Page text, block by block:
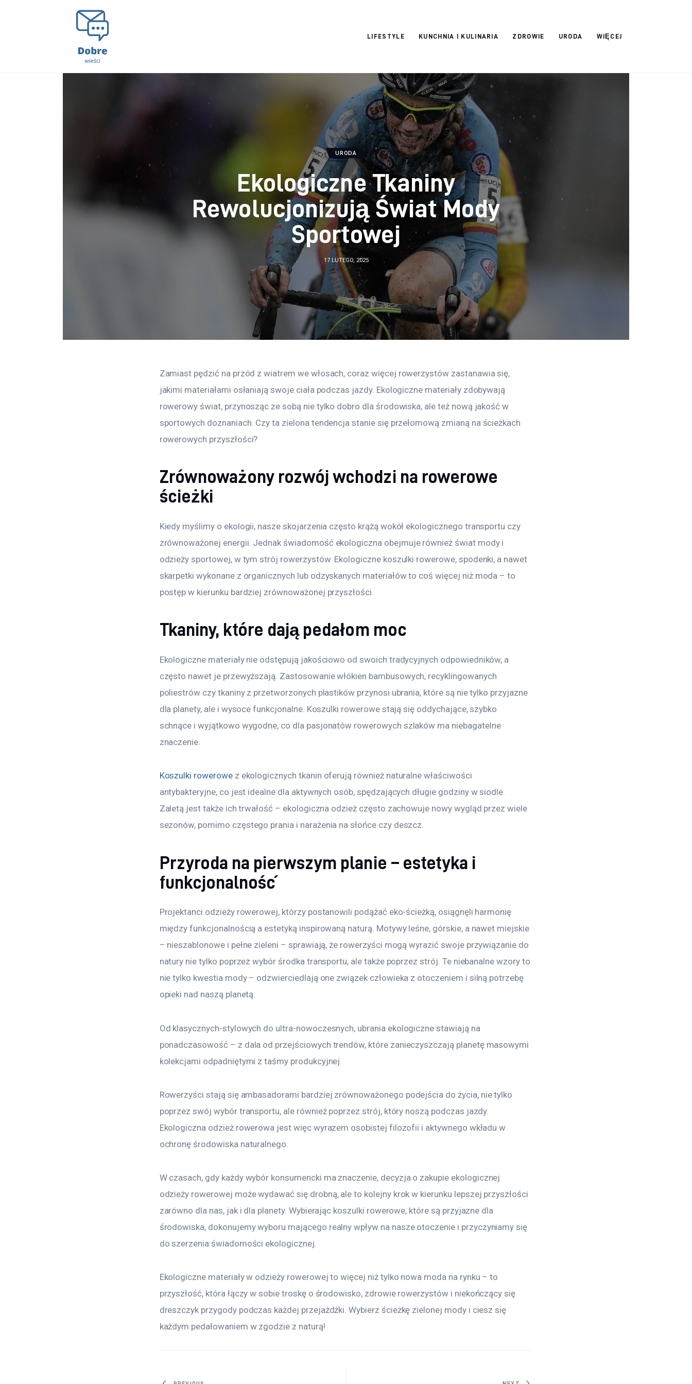
LIFESTYLE KUNCHNIA I KULINARIA ZDROWIE URODA WIĘCEJ
URODA
Ekologiczne Tkaniny
Rewolucjonizują Świat Mody
Sportowej
17 LUTEGO, 2025
Zamiast pędzić na przód z wiatrem we włosach, coraz więcej rowerzystów zastanawia się,
jakimi materiałami osłaniają swoje ciała podczas jazdy. Ekologiczne materiały zdobywają
rowerowy świat, przynosząc ze sobą nie tylko dobro dla środowiska, ale też nową jakość w
sportowych doznaniach. Czy ta zielona tendencja stanie się przełomową zmianą na ścieżkach
rowerowych przyszłości?
Zrównoważony rozwój wchodzi na rowerowe
ścieżki
Kiedy myślimy o ekologii, nasze skojarzenia często krążą wokół ekologicznego transportu czy
zrównoważonej energii. Jednak świadomość ekologiczna obejmuje również świat mody i
odzieży sportowej, w tym strój rowerzystów. Ekologiczne koszulki rowerowe, spodenki, a nawet
skarpetki wykonane z organicznych lub odzyskanych materiałów to coś więcej niż moda – to
postęp w kierunku bardziej zrównoważonej przyszłości.
Tkaniny, które dają pedałom moc
Ekologiczne materiały nie odstępują jakościowo od swoich tradycyjnych odpowiedników, a
często nawet je przewyższają. Zastosowanie włókien bambusowych, recyklingowanych
poliestrów czy tkaniny z przetworzonych plastików przynosi ubrania, które są nie tylko przyjazne
dla planety, ale i wysoce funkcjonalne. Koszulki rowerowe stają się oddychające, szybko
schnące i wyjątkowo wygodne, co dla pasjonatów rowerowych szlaków ma niebagatelne
znaczenie.
Koszulki rowerowe z ekologicznych tkanin oferują również naturalne właściwości
antybakteryjne, co jest idealne dla aktywnych osób, spędzających długie godziny w siodle.
Zaletą jest także ich trwałość – ekologiczna odzież często zachowuje nowy wygląd przez wiele
sezonów, pomimo częstego prania i narażenia na słońce czy deszcz.
Przyroda na pierwszym planie – estetyka i
funkcjonalność
Projektanci odzieży rowerowej, którzy postanowili podążać eko-ścieżką, osiągnęli harmonię
między funkcjonalnością a estetyką inspirowaną naturą. Motywy leśne, górskie, a nawet miejskie
– nieszablonowe i pełne zieleni – sprawiają, że rowerzyści mogą wyrazić swoje przywiązanie do
natury nie tylko poprzez wybór środka transportu, ale także poprzez strój. Te niebanalne wzory to
nie tylko kwestia mody – odzwierciedlają one związek człowieka z otoczeniem i silną potrzebę
opieki nad naszą planetą.
Od klasycznych-stylowych do ultra-nowoczesnych, ubrania ekologiczne stawiają na
ponadczasowość – z dala od przejściowych trendów, które zanieczyszczają planetę masowymi
kolekcjami odpadniętymi z taśmy produkcyjnej.
Rowerzyści stają się ambasadorami bardziej zrównoważonego podejścia do życia, nie tylko
poprzez swój wybór transportu, ale również poprzez strój, który noszą podczas jazdy.
Ekologiczna odzież rowerowa jest więc wyrazem osobistej filozofii i aktywnego wkładu w
ochronę środowiska naturalnego.
W czasach, gdy każdy wybór konsumencki ma znaczenie, decyzja o zakupie ekologicznej
odzieży rowerowej może wydawać się drobną, ale to kolejny krok w kierunku lepszej przyszłości
zarówno dla nas, jak i dla planety. Wybierając koszulki rowerowe, które są przyjazne dla
środowiska, dokonujemy wyboru mającego realny wpływ na nasze otoczenie i przyczyniamy się
do szerzenia świadomości ekologicznej.
Ekologiczne materiały w odzieży rowerowej to więcej niż tylko nowa moda na rynku – to
przyszłość, która łączy w sobie troskę o środowisko, zdrowie rowerzystów i niekończący się
dreszczyk przygody podczas każdej przejażdżki. Wybierz ścieżkę zielonej mody i ciesz się
każdym pedałowaniem w zgodzie z naturą!